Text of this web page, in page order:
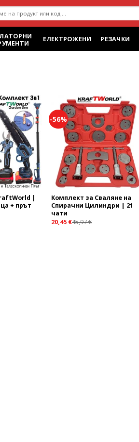
ЕЛЕКТРОЖЕНИ РЕЗАЧКИ
Add to
wishlist
|
+ прът
-56%
Add to
wishlist
Комплект за Сваляне на
Спирачни Цилиндри | 21
чати
20,45 €45,97€